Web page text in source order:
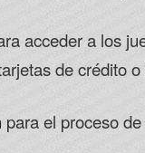
acceder a los
de crédito
el proceso